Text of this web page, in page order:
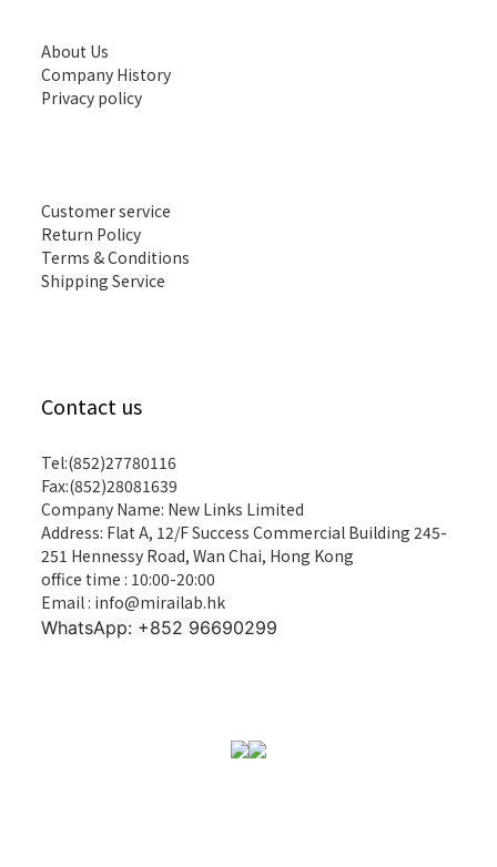
About Us
Company History
Privacy policy
Customer service
Return Policy
Terms & Conditions
Shipping Service
Contact us
Tel:(852)27780116
Fax:(852)28081639
Company Name: New Links Limited
Address: Flat A, 12/F Success Commercial Building 245-
251 Hennessy Road, Wan Chai, Hong Kong
office time : 10:00-20:00
Email : info@mirailab.hk
WhatsApp: +852 96690299